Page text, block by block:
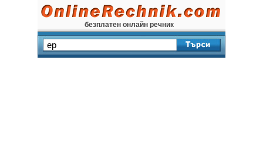
безплатен онлайн речник